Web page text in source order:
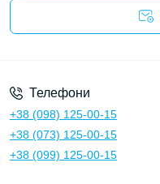
Телефони
+38 (098) 125-00-15
+38 (073) 125-00-15
+38 (099) 125-00-15